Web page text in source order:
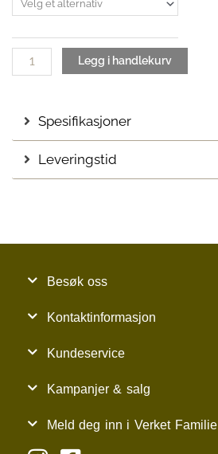
Fiberglass
Legg i handlekurv
Spesifikasjoner
Leveringstid
Besøk oss
Kontaktinformasjon
Kundeservice
Kampanjer & salg
Meld deg inn i Verket Familie